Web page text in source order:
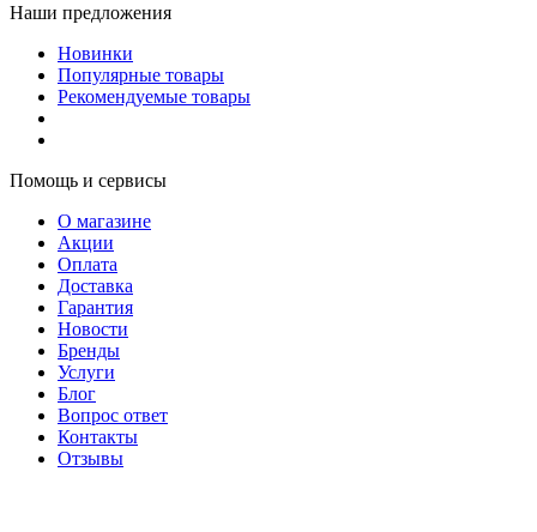
Наши предложения
Новинки
Популярные товары
Рекомендуемые товары
Помощь и сервисы
О магазине
Акции
Оплата
Доставка
Гарантия
Новости
Бренды
Услуги
Блог
Вопрос ответ
Контакты
Отзывы